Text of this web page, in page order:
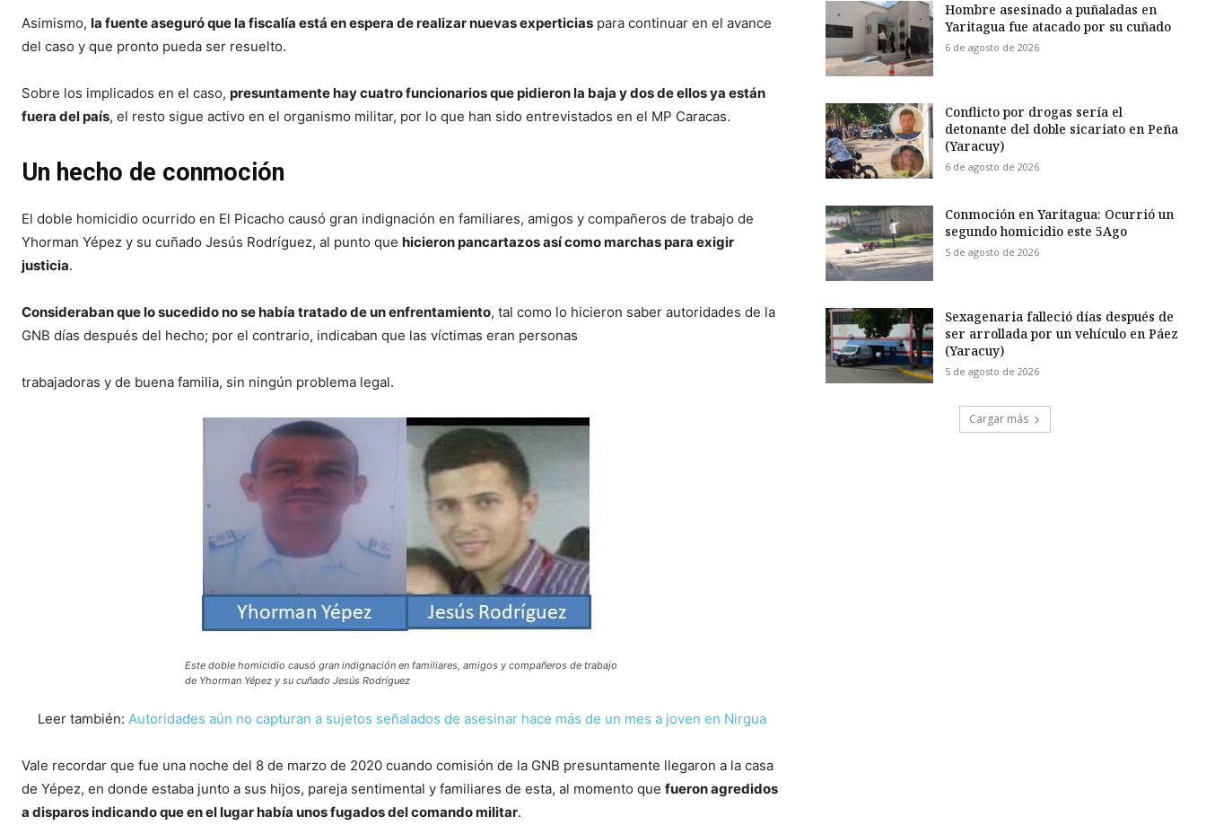
Asimismo, la fuente aseguró que la fiscalía está en espera de realizar nuevas experticias para continuar en el avance
del caso y que pronto pueda ser resuelto.
Sobre los implicados en el caso, presuntamente hay cuatro funcionarios que pidieron la baja y dos de ellos ya están
fuera del país, el resto sigue activo en el organismo militar, por lo que han sido entrevistados en el MP Caracas.
Un hecho de conmoción
El doble homicidio ocurrido en El Picacho causó gran indignación en familiares, amigos y compañeros de trabajo de
Yhorman Yépez y su cuñado Jesús Rodríguez, al punto que hicieron pancartazos así como marchas para exigir
justicia.
Consideraban que lo sucedido no se había tratado de un enfrentamiento, tal como lo hicieron saber autoridades de la
GNB días después del hecho; por el contrario, indicaban que las víctimas eran personas
trabajadoras y de buena familia, sin ningún problema legal.
Este doble homicidio causó gran indignación en familiares, amigos y compañeros de trabajo
de Yhorman Yépez y su cuñado Jesús Rodríguez
Leer también: Autoridades aún no capturan a sujetos señalados de asesinar hace más de un mes a joven en Nirgua
Vale recordar que fue una noche del 8 de marzo de 2020 cuando comisión de la GNB presuntamente llegaron a la casa
de Yépez, en donde estaba junto a sus hijos, pareja sentimental y familiares de esta, al momento que fueron agredidos
a disparos indicando que en el lugar había unos fugados del comando militar.
Hombre asesinado a puñaladas en
Yaritagua fue atacado por su cuñado
6 de agosto de 2026
Conflicto por drogas sería el
detonante del doble sicariato en Peña
(Yaracuy)
6 de agosto de 2026
Conmoción en Yaritagua: Ocurrió un
segundo homicidio este 5Ago
5 de agosto de 2026
Sexagenaria falleció días después de
ser arrollada por un vehículo en Páez
(Yaracuy)
5 de agosto de 2026
Cargar más